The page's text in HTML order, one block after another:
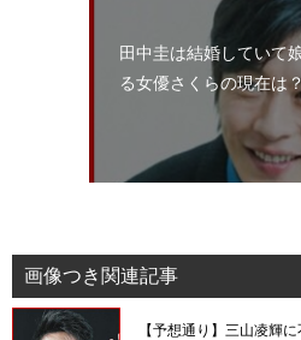
田中圭は結婚していて
る女優さくらの現在は
画像つき関連記事
【予想通り】三山凌輝